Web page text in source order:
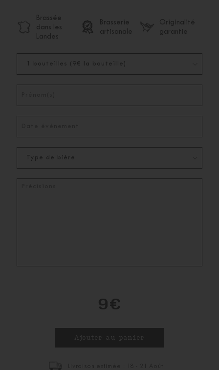
Brassée
dans les
Landes
Brasserie
artisanale
Originalité
garantie
9€
Livraison estimée : 18 - 21 Août